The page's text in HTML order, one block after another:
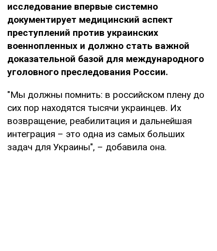
исследование впервые системно
документирует медицинский аспект
преступлений против украинских
военнопленных и должно стать важной
доказательной базой для международного
уголовного преследования России.
"Мы должны помнить: в российском плену до
сих пор находятся тысячи украинцев. Их
возвращение, реабилитация и дальнейшая
интеграция – это одна из самых больших
задач для Украины", – добавила она.